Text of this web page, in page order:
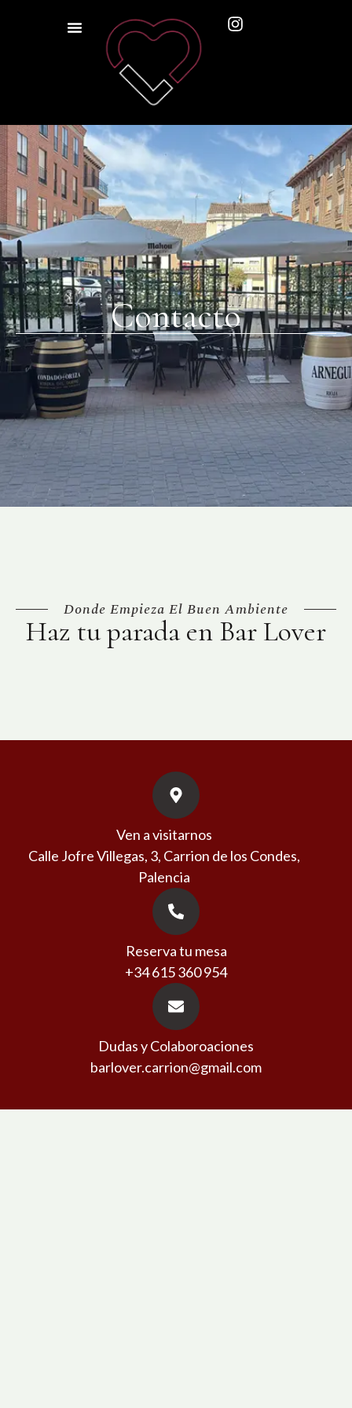
Contacto
Donde Empieza El Buen Ambiente
Haz tu parada en Bar Lover
Ven a visitarnos
Calle Jofre Villegas, 3, Carrion de los Condes,
Palencia
Reserva tu mesa
+34 615 360 954
Dudas y Colaboroaciones
barlover.carrion@gmail.com